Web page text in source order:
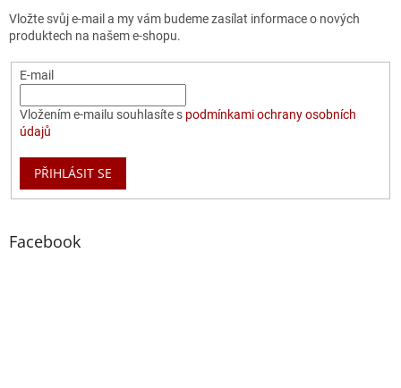
Vložte svůj e-mail a my vám budeme zasílat informace o nových
produktech na našem e-shopu.
E-mail
Vložením e-mailu souhlasíte s podmínkami ochrany osobních
údajů
PŘIHLÁSIT SE
Facebook